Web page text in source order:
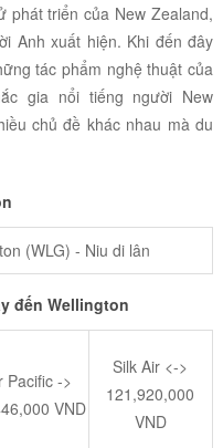
phát triển của New Zealand,
Anh xuất hiện. Khi đến đây
tác phẩm nghệ thuật của
gia nổi tiếng người New
chủ đề khác nhau mà du
(WLG) - Niu di lân
đến Wellington
Pacific ->
VND
Silk Air <->
121,920,000
VND